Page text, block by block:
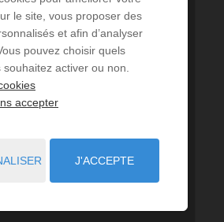
le site, vous proposer des
et afin d’analyser
pouvez choisir quels
activer ou non.
accepter
J'ACCEPTE